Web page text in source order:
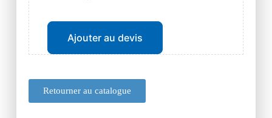
Retourner au catalogue
Ajouter au devis